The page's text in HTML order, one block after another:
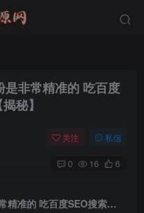
非常精准的 吃百度
秘】
关注 私信
0 16 6
百家号矩阵软文引流 文章粉是非常精准的 吃百度SEO搜索流量长期且稳定【揭秘】